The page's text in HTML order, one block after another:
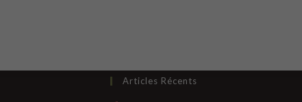
Articles Récents